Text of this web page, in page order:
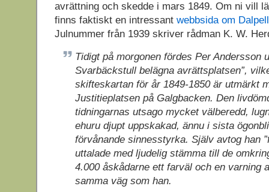
avrättning och skedde i mars 1849. Om ni vill
finns faktiskt en intressant webbsida om
Julnummer från 1939 skriver rådman K. W.
Tidigt på morgonen fördes Per Andersson
Svarbäckstull belägna avrättsplatsen”,
skifteskartan för år 1849-1850 är utmärkt
Justitieplatsen på Galgbacken. Den
tidningarnas utsago mycket välberedd,
ehuru djupt uppskakad, ännu i sista
förvånande sinnesstyrka. Själv avtog han
uttalade med ljudelig stämma till de
4.000 åskådarne ett farväl och en varning
samma väg som han.